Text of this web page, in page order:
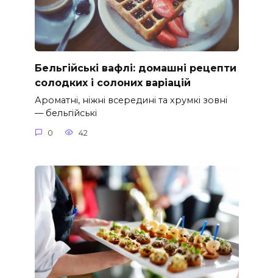
Бельгійські вафлі: домашні рецепти
солодких і солоних варіацій
Ароматні, ніжні всередині та хрумкі зовні
— бельгійські
0 42